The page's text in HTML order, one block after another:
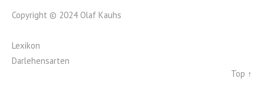
Copyright © 2024 Olaf Kauhs
Lexikon
Darlehensarten
Top ↑